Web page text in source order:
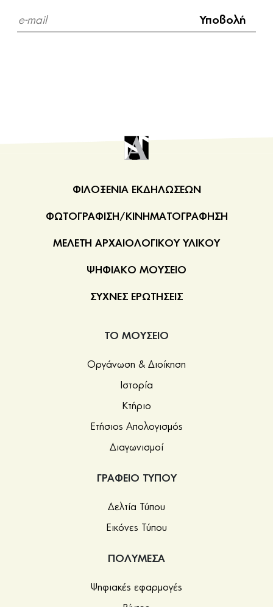
ΦΙΛΟΞΕΝΙΑ ΕΚΔΗΛΩΣΕΩΝ
ΦΩΤΟΓΡΑΦΙΣΗ/ΚΙΝΗΜΑΤΟΓΡΑΦΗΣΗ
ΜΕΛΕΤΗ ΑΡΧΑΙΟΛΟΓΙΚΟΥ ΥΛΙΚΟΥ
ΨΗΦΙΑΚΟ ΜΟΥΣΕΙΟ
ΣΥΧΝΕΣ ΕΡΩΤΗΣΕΙΣ
ΤΟ ΜΟΥΣΕΙΟ
Οργάνωση & Διοίκηση
Ιστορία
Κτήριο
Ετήσιος Απολογισμός
Διαγωνισμοί
ΓΡΑΦΕΙΟ ΤΥΠΟΥ
Δελτία Τύπου
Εικόνες Τύπου
ΠΟΛΥΜΕΣΑ
Ψηφιακές εφαρμογές